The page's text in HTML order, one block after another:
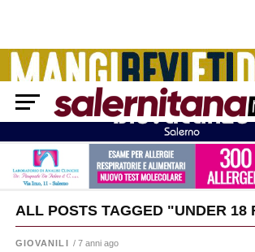
ALL POSTS TAGGED "UNDER 18
GIOVANILI / 7 anni ago